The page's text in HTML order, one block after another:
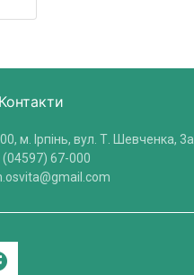
м. Ірпінь, вул. Т. Шевченка, 3a
(04597) 67-000